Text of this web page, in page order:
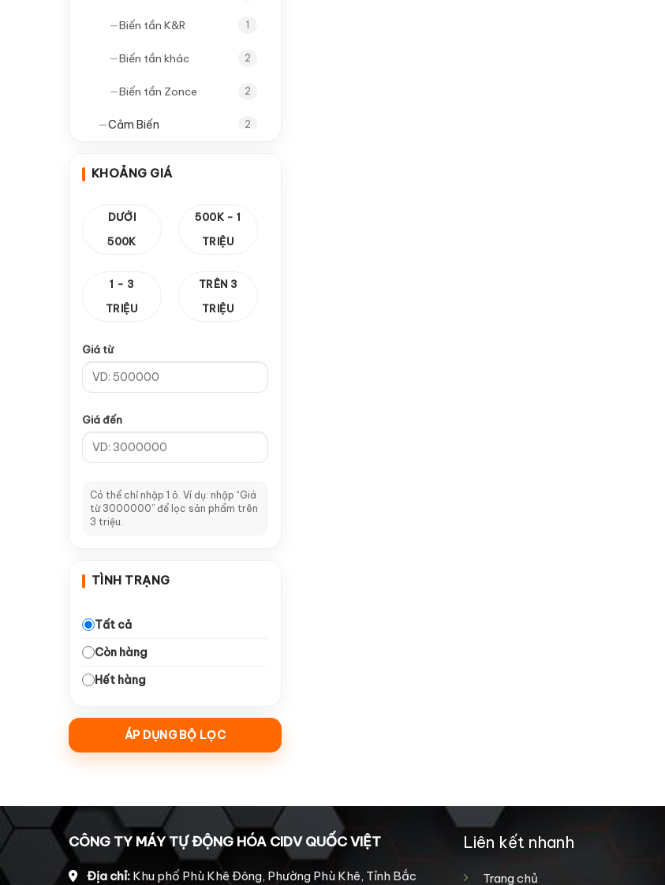
—Biến tần K&R 1
—Biến tần khác 2
—Biến tần Zonce 2
—Cảm Biến 2
Thanh răng & Hộp Số
—Thanh răng
—
—Card V5 1
—Card V8
— Card V9
—Tay cầm A11 2
—Dao CNC & Đầu Kẹp
— Dao Tideway
—Collet giữ dao
— Dao đục gỗ
—Dao ngành quảng cáo
—Động Cơ & Driver 21
—Động cơ bước 860 5
— Động cơ Leadshine
HBS 758
1
—Động cơ Leadshine
4
KHOẢNG GIÁ
DƯỚI
500K
500K - 1
TRIỆU
1 - 3
TRIỆU
TRÊN 3
TRIỆU
Giá từ
Giá đến
Có thể chỉ nhập 1 ô. Ví dụ: nhập “Giá
từ 3000000” để lọc sản phẩm trên
3 triệu.
TÌNH TRẠNG
Tất cả
Còn hàng
Hết hàng
ÁP DỤNG BỘ LỌC
CÔNG TY MÁY TỰ ĐỘNG HÓA CIDV QUỐC VIỆT
Địa chỉ: Khu phố Phù Khê Đông, Phường Phù Khê, Tỉnh Bắc
Liên kết nhanh
Trang chủ